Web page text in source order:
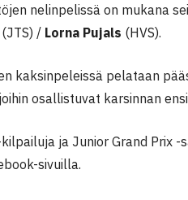
nelinpelissä on mukana
/ Lorna Pujals (HVS).
kaksinpeleissä pelataan
osallistuvat karsinnan
ja Junior Grand Prix
sivuilla.